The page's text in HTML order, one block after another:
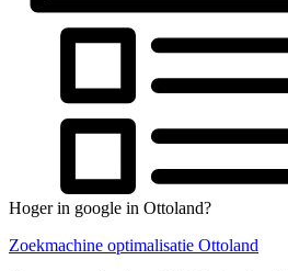
Hoger in google in Ottoland?
Zoekmachine optimalisatie Ottoland